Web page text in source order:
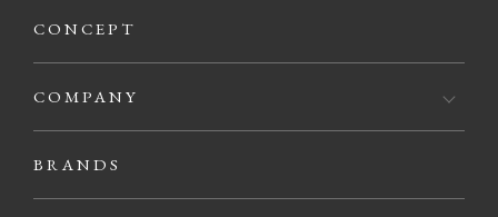
CONCEPT
COMPANY
BRANDS